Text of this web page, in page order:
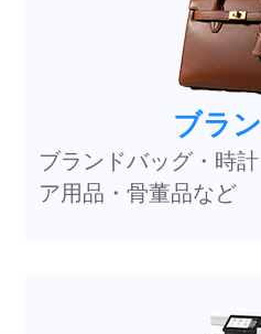
ブラ
ブランドバッグ・時
ア用品・骨董品など